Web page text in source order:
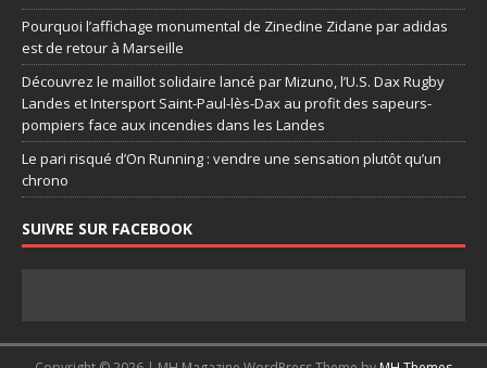
Pourquoi l’affichage monumental de Zinedine Zidane par adidas
est de retour à Marseille
Découvrez le maillot solidaire lancé par Mizuno, l’U.S. Dax Rugby
Landes et Intersport Saint-Paul-lès-Dax au profit des sapeurs-
pompiers face aux incendies dans les Landes
Le pari risqué d’On Running : vendre une sensation plutôt qu’un
chrono
SUIVRE SUR FACEBOOK